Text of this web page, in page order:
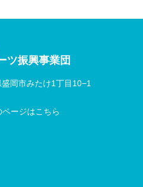
ツ振興事業団
岡市みたけ1丁目10−1
ージはこちら